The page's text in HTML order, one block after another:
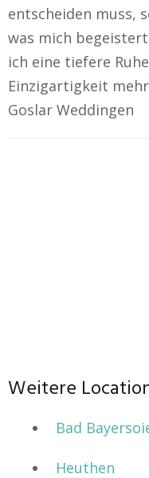
entscheiden muss,
was mich
ich eine tiefere
Einzigartigkeit
Goslar Weddingen
Weitere
Bad
Heuthen